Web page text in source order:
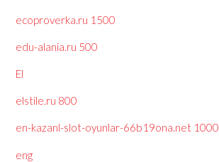
ecoproverka.ru 1500
edu-alania.ru 500
El
elstile.ru 800
en-kazanl-slot-oyunlar-66b19ona.net 1000
eng